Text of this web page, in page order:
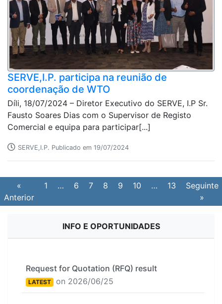
SERVE,I.P. participa na reunião de
coordenação de WTO
Díli, 18/07/2024 – Diretor Executivo do SERVE, I.P Sr.
Fausto Soares Dias com o Supervisor de Registo
Comercial e equipa para participar[...]
SERVE,I.P. Publicado em 19/07/2024
«
Anterior
1 … 6 7 8 9 10 … 13
Seguinte
»
INFO E OPORTUNIDADES
Request for Quotation (RFQ) result
LATEST on 2026/06/25